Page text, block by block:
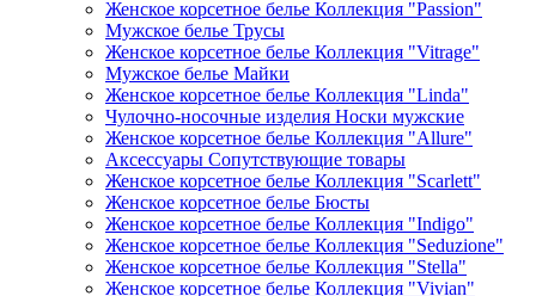
Женское корсетное белье Коллекция "Passion"
Мужское белье Трусы
Женское корсетное белье Коллекция "Vitrage"
Мужское белье Майки
Женское корсетное белье Коллекция "Linda"
Чулочно-носочные изделия Носки мужские
Женское корсетное белье Коллекция "Allure"
Аксессуары Сопутствующие товары
Женское корсетное белье Коллекция "Scarlett"
Женское корсетное белье Бюсты
Женское корсетное белье Коллекция "Indigo"
Женское корсетное белье Коллекция "Seduzione"
Женское корсетное белье Коллекция "Stella"
Женское корсетное белье Коллекция "Vivian"